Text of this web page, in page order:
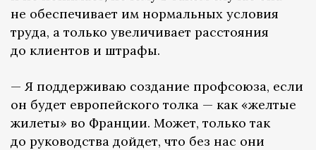
не обеспечивает им нормальных условия
труда, а только увеличивает расстояния
до клиентов и штрафы.
— Я поддерживаю создание профсоюза, если
он будет европейского толка — как «желтые
жилеты» во Франции. Может, только так
до руководства дойдет, что без нас они